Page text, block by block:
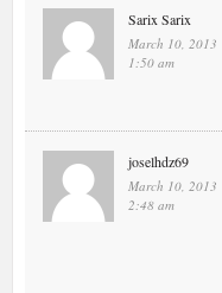
Sarix Sarix
March 10, 2013
1:50 am
joselhdz69
March 10, 2013
2:48 am